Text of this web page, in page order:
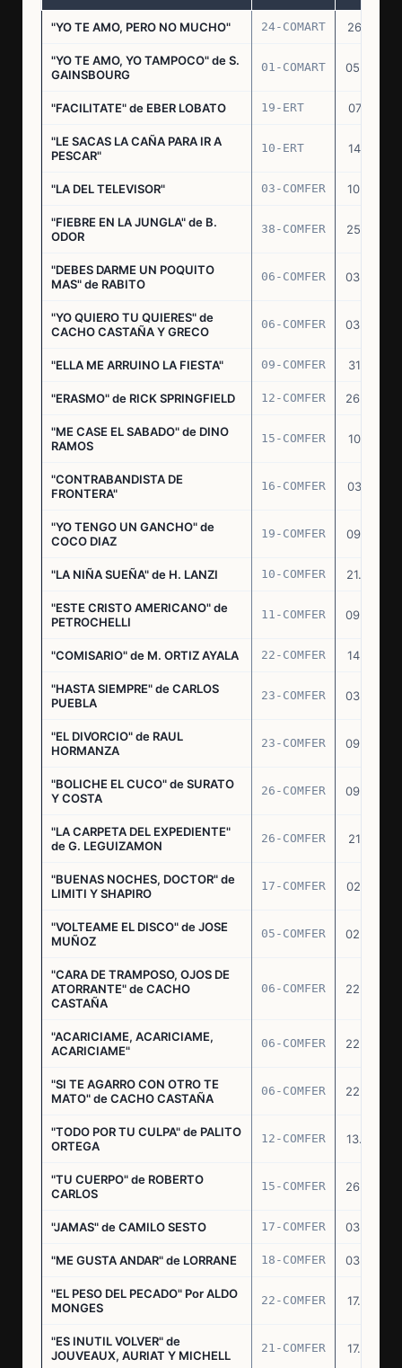
"YO TE AMO, PERO NO MUCHO" 24-COMART 26.11.69
"YO TE AMO, YO TAMPOCO" de S.
GAINSBOURG
01-COMART 05.02.70
"FACILITATE" de EBER LOBATO 19-ERT 07.10.70
"LE SACAS LA CAÑA PARA IR A
PESCAR"
10-ERT 14.07.71
"LA DEL TELEVISOR" 03-COMFER 10.01.73
"FIEBRE EN LA JUNGLA" de B.
ODOR
38-COMFER 25.10.73
"DEBES DARME UN POQUITO
MAS" de RABITO
06-COMFER 03.05.74
"YO QUIERO TU QUIERES" de
CACHO CASTAÑA Y GRECO
06-COMFER 03.05.74
"ELLA ME ARRUINO LA FIESTA" 09-COMFER 31.07.74
"ERASMO" de RICK SPRINGFIELD 12-COMFER 26.09.74
"ME CASE EL SABADO" de DINO
RAMOS
15-COMFER 10.10.74
"CONTRABANDISTA DE
FRONTERA"
16-COMFER 03.12.74
"YO TENGO UN GANCHO" de
COCO DIAZ
19-COMFER 09.01.75
"LA NIÑA SUEÑA" de H. LANZI 10-COMFER 21.03.75
"ESTE CRISTO AMERICANO" de
PETROCHELLI
11-COMFER 09.04.75
"COMISARIO" de M. ORTIZ AYALA 22-COMFER 14.07.75
"HASTA SIEMPRE" de CARLOS
PUEBLA
23-COMFER 03.09.75
"EL DIVORCIO" de RAUL
HORMANZA
23-COMFER 09.09.75
"BOLICHE EL CUCO" de SURATO
Y COSTA
26-COMFER 09.09.75
"LA CARPETA DEL EXPEDIENTE"
de G. LEGUIZAMON
26-COMFER 21.10.75
"BUENAS NOCHES, DOCTOR" de
LIMITI Y SHAPIRO
17-COMFER 02.01.76
"VOLTEAME EL DISCO" de JOSE
MUÑOZ
05-COMFER 02.02.76
"CARA DE TRAMPOSO, OJOS DE
ATORRANTE" de CACHO
CASTAÑA
06-COMFER 22.04.76
"ACARICIAME, ACARICIAME,
ACARICIAME"
06-COMFER 22.04.76
"SI TE AGARRO CON OTRO TE
MATO" de CACHO CASTAÑA
06-COMFER 22.04.76
"TODO POR TU CULPA" de PALITO
ORTEGA
12-COMFER 13.05.76
"TU CUERPO" de ROBERTO
CARLOS
15-COMFER 26.05.76
"JAMAS" de CAMILO SESTO 17-COMFER 03.06.76
"ME GUSTA ANDAR" de LORRANE 18-COMFER 03.06.76
"EL PESO DEL PECADO" Por ALDO
MONGES
22-COMFER 17.06.76
"ES INUTIL VOLVER" de
JOUVEAUX, AURIAT Y MICHELL
21-COMFER 17.06.76